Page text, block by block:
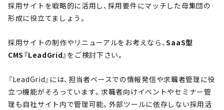
採用サイトを戦略的に活用し、採用要件にマッチした母集団の
形成に役立てましょう。
採用サイトの制作やリニューアルをお考えなら、SaaS型
CMS『LeadGrid』 をご検討下さい。
『LeadGrid』には、担当者ベースでの情報発信や求職者管理に役
立つ機能がそろっています。求職者向けイベントやセミナー管
理も自社サイト内で管理可能。外部ツールに依存しない採用活